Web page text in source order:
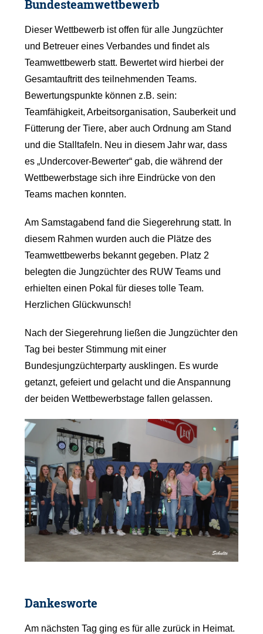
Bundesteamwettbewerb
Dieser Wettbewerb ist offen für alle Jungzüchter
und Betreuer eines Verbandes und findet als
Teamwettbewerb statt. Bewertet wird hierbei der
Gesamtauftritt des teilnehmenden Teams.
Bewertungspunkte können z.B. sein:
Teamfähigkeit, Arbeitsorganisation, Sauberkeit und
Fütterung der Tiere, aber auch Ordnung am Stand
und die Stalltafeln. Neu in diesem Jahr war, dass
es „Undercover-Bewerter“ gab, die während der
Wettbewerbstage sich ihre Eindrücke von den
Teams machen konnten.
Am Samstagabend fand die Siegerehrung statt. In
diesem Rahmen wurden auch die Plätze des
Teamwettbewerbs bekannt gegeben. Platz 2
belegten die Jungzüchter des RUW Teams und
erhielten einen Pokal für dieses tolle Team.
Herzlichen Glückwunsch!
Nach der Siegerehrung ließen die Jungzüchter den
Tag bei bester Stimmung mit einer
Bundesjungzüchterparty ausklingen. Es wurde
getanzt, gefeiert und gelacht und die Anspannung
der beiden Wettbewerbstage fallen gelassen.
Dankesworte
Am nächsten Tag ging es für alle zurück in Heimat.